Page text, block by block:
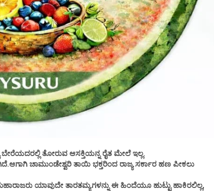
ತೋರುವ ಆಸಕ್ತಿಯನ್ನ ರೈತ ಮೇಲೆ ಇಲ್ಲ.
ಚಾಮುಂಡೇಶ್ವರಿ ತಾಯಿ ಭಕ್ತರಿಂದ ರಾಜ್ಯ ಸರ್ಕಾರ ಹಣ ಪೀಕಲು
ಯಾವುದೇ ತಾರತಮ್ಯಗಳನ್ನು ಈ ಹಿಂದೆಯೂ ಹುಟ್ಟು ಹಾಕಿರಲಿಲ್ಲ,